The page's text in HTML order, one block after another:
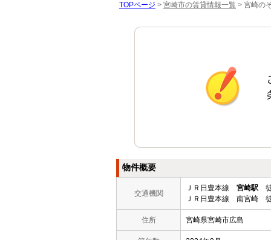
TOPページ > 宮崎市の賃貸情報一覧 > 宮崎の
物件概要
交通機関
ＪＲ日豊本線 宮崎駅
ＪＲ日豊本線 南宮崎
住所 宮崎県宮崎市広島